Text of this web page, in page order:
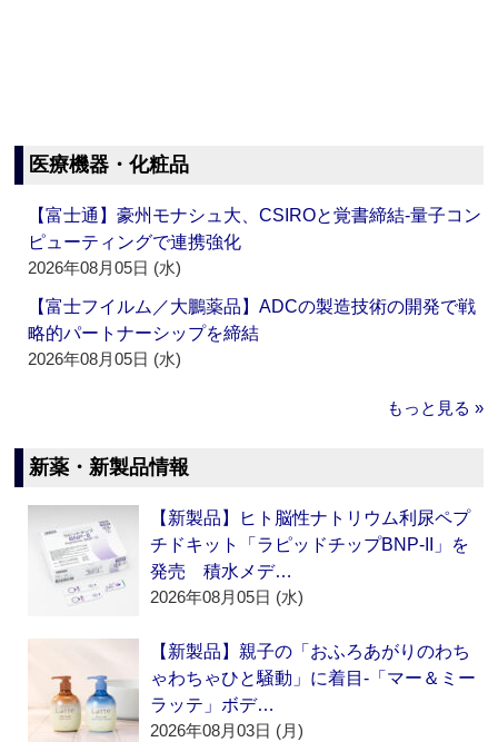
医療機器・化粧品
【富士通】豪州モナシュ大、CSIROと覚書締結‐量子コン
ピューティングで連携強化
2026年08月05日 (水)
【富士フイルム／大鵬薬品】ADCの製造技術の開発で戦
略的パートナーシップを締結
2026年08月05日 (水)
もっと見る »
新薬・新製品情報
【新製品】ヒト脳性ナトリウム利尿ペプ
チドキット「ラピッドチップBNP-II」を
発売 積水メデ…
2026年08月05日 (水)
【新製品】親子の「おふろあがりのわち
ゃわちゃひと騒動」に着目‐「マー＆ミー
ラッテ」ボデ…
2026年08月03日 (月)